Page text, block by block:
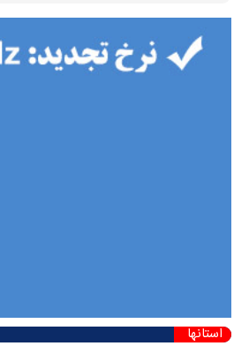
استانها